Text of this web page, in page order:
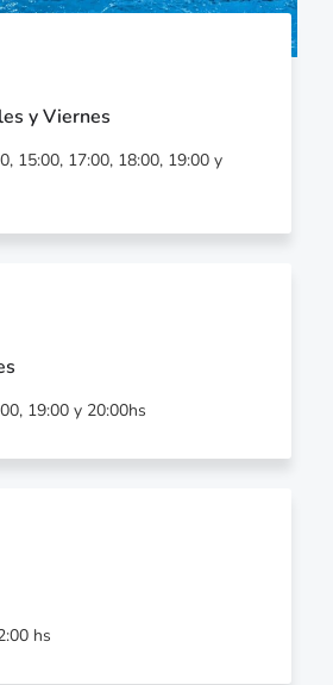
y Viernes
15:00, 17:00, 18:00, 19:00 y
19:00 y 20:00hs
hs